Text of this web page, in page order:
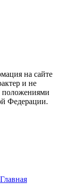
на сайте
и не
положениями
Федерации.
Главная